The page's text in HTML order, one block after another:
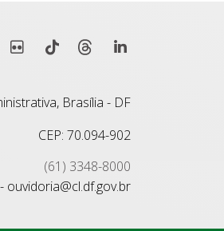
Brasília - DF
CEP: 70.094-902
(61) 3348-8000